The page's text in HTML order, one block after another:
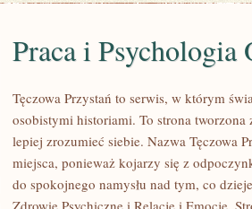
Praca i Psychologia
Tęczowa Przystań to serwis, w którym
osobistymi historiami. To strona tworzona
lepiej zrozumieć siebie. Nazwa Tęczowa
miejsca, ponieważ kojarzy się z
do spokojnego namysłu nad tym, co
Zdrowie Psychiczne i Relacje i Emocje.